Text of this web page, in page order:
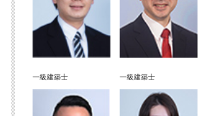
一級建築士 一級建築士